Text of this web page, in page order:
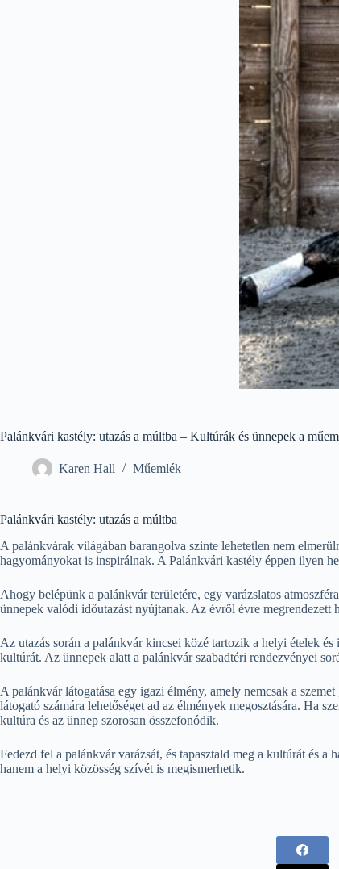
Palánkvári kastély: utazás a múltba – Kultúrák és ünnepek a
Karen Hall Műemlék
Palánkvári kastély: utazás a múltba
A palánkvárak világában barangolva szinte lehetetlen nem
hagyományokat is inspirálnak. A Palánkvári kastély éppen ilyen
Ahogy belépünk a palánkvár területére, egy varázslatos
ünnepek valódi időutazást nyújtanak. Az évről évre
Az utazás során a palánkvár kincsei közé tartozik a helyi ételek
kultúrát. Az ünnepek alatt a palánkvár szabadtéri rendezvényei
A palánkvár látogatása egy igazi élmény, amely nemcsak a
látogató számára lehetőséget ad az élmények megosztására. Ha
kultúra és az ünnep szorosan összefonódik.
Fedezd fel a palánkvár varázsát, és tapasztald meg a kultúrát és
hanem a helyi közösség szívét is megismerhetik.